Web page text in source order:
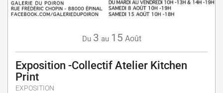
Du 3 au 15 Août
Exposition -Collectif Atelier Kitchen
Print
EXPOSITION